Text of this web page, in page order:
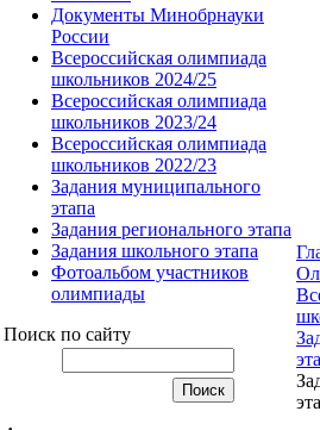
Документы Минобрнауки
России
Всероссийская олимпиада
школьников 2024/25
Всероссийская олимпиада
школьников 2023/24
Всероссийская олимпиада
школьников 2022/23
Задания муниципального
этапа
Задания регионального этапа
Задания школьного этапа
Фотоальбом участников
олимпиады
Поиск по сайту